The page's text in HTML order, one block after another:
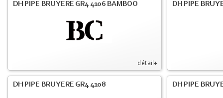
détail+
DH PIPE BRUYERE GR4 4106 BAMBOO DH PIPE
DH PIPE BRUYERE GR4 4108 DH PIPE